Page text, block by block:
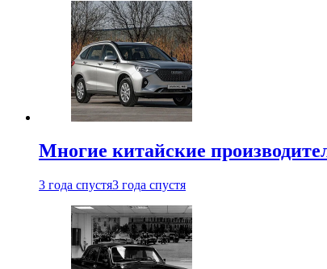
Многие китайские
3 года спустя3 года спустя